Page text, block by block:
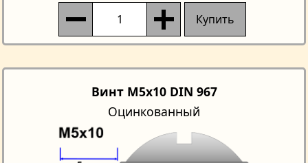
Купить
Винт M5x10 DIN 967
Оцинкованный